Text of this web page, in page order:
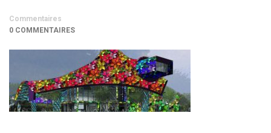
Commentaires
0 COMMENTAIRES